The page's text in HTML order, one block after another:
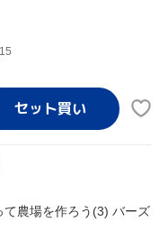
農場を作ろう(3) バーズ